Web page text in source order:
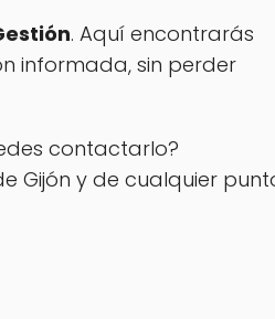
. Aquí encontrarás
informada, sin perder
contactarlo?
Gijón y de cualquier